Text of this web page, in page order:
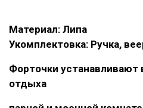
Материал: Липа
Укомплектовка: Ручка,
Форточки устанавливают
отдыха